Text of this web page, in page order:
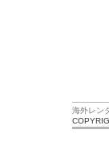
海外レン